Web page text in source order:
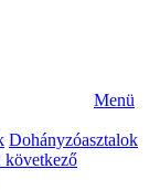
Menü
Dohányzóasztalok
következő